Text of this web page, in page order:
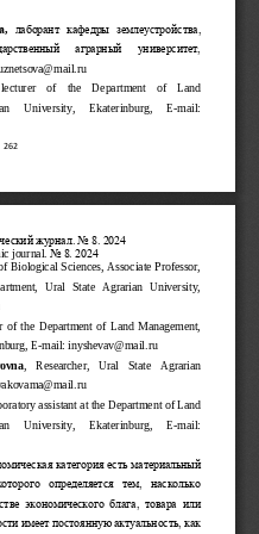
262
, лаборант кафедры  землеустройства,
аграрный   университет,
lecturer    of    the    Department    of    Land
University, Ekaterinburg, E-mail:
журнал. No 8. 2024
journal . No 8. 2024
Biological Sciences, Associate Professor,
Ural  State  Agrarian  University,
of  the  Department  of  Land  Management,
E-mail: inyshevav@mail.ru
,   Researcher,   Ural   State   Agrarian
assistant at the Department of Land
University, Ekaterinburg, E-mail:
категория есть материальный
определяется  тем,  насколько
экономического  блага,  товара  или
имеет постоянную актуальность, как